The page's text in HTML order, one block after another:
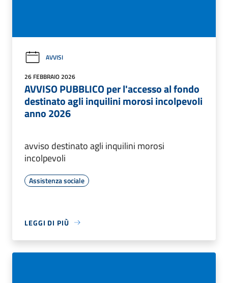
AVVISI
26 FEBBRAIO 2026
AVVISO PUBBLICO per l'accesso al fondo
destinato agli inquilini morosi incolpevoli
anno 2026
avviso destinato agli inquilini morosi
incolpevoli
Assistenza sociale
LEGGI DI PIÙ